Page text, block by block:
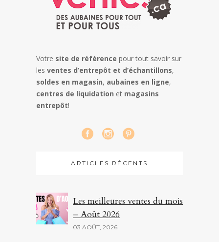
Votre site de référence pour tout savoir sur
les ventes d’entrepôt et d’échantillons,
soldes en magasin, aubaines en ligne,
centres de liquidation et magasins
entrepôt!
ARTICLES RÉCENTS
Les meilleures ventes du mois
– Août 2026
03 AOÛT, 2026